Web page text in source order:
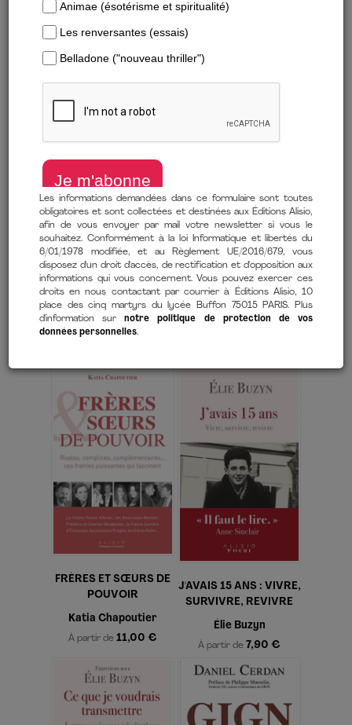
Formats numériques
IL N'Y A PAS DE HONTE
À PRÉFÉRER LE
BONHEUR
Noha Baz
Y A-T-IL DU WI-FI DANS
L'ESPACE ?
Tim Peake
FRÈRES ET SŒURS DE
POUVOIR
Katia Chapoutier
À partir de 11,00 €
J'AVAIS 15 ANS : VIVRE,
SURVIVRE, REVIVRE
Élie Buzyn
À partir de 7,90 €
Les informations demandées dans ce formulaire sont toutes
obligatoires et sont collectées et destinées aux Éditions Alisio,
afin de vous envoyer par mail votre newsletter si vous le
souhaitez. Conformément à la loi Informatique et libertés du
6/01/1978 modifiée, et au Règlement UE/2016/679, vous
disposez d'un droit d'accès, de rectification et d'opposition aux
informations qui vous concernent. Vous pouvez exercer ces
droits en nous contactant par courrier à Éditions Alisio, 10
place des cinq martyrs du lycée Buffon 75015 PARIS. Plus
d'information surnotre politique de protection de vos
données personnelles.